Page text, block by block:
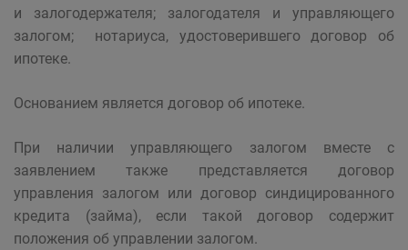
и залогодержателя; залогодателя и управляющего
залогом; нотариуса, удостоверившего договор об
ипотеке.
Основанием является договор об ипотеке.
При наличии управляющего залогом вместе с
заявлением также представляется договор
управления залогом или договор синдицированного
кредита (займа), если такой договор содержит
положения об управлении залогом.